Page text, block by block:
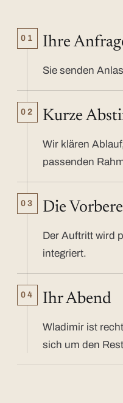
01 Ihre
Sie senden
02 Kurze
Wir klären
passenden
03 Die
Der Auftritt wird
integriert.
04 Ihr Abend
Wladimir ist
sich um den